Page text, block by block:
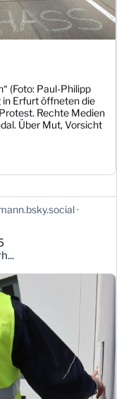
(Foto: Paul-Philipp
Erfurt öffneten die
Rechte Medien
Über Mut, Vorsicht